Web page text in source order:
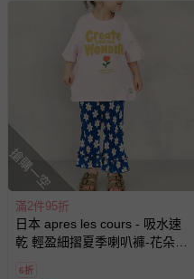
如您收到商品，請依正常
情形，您可申請更換新品
若您對於會員帳號、商品
式、折價券與購物金的使
問，你可詳見：
預購商品：預購為海外同
助取消退款事宜。
商品如因「價格、組合」
會主動以簡訊及mail通知
償。
搶購一空
滿2件95折
日本 apres les cours - 吸水速
乾 輕盈細摺夏季喇叭褲-花朵-
6折